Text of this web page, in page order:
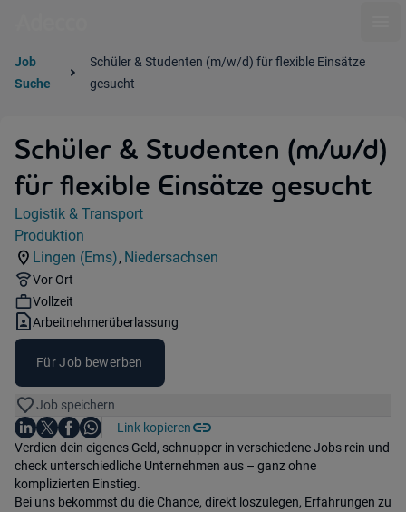
Job
Suche
Schüler & Studenten (m/w/d) für flexible Einsätze
gesucht
Schüler & Studenten (m/w/d)
für flexible Einsätze gesucht
Jobdetails
Kategorie:
Logistik & Transport
Industry:
Produktion
Standorte:
Lingen (Ems),
Region:
Niedersachsen
Remote Option:
Vor Ort
Workhours:
Vollzeit
Vertragsart:
Arbeitnehmerüberlassung
Für Job bewerben
Job speichern
Teile diesen Job
Auf LinkedIn teilen
Auf X teilen
Auf Facebook teilen
Auf WhatsApp teilen
Link kopieren
Einleitung
Verdien dein eigenes Geld, schnupper in verschiedene Jobs rein und
check unterschiedliche Unternehmen aus – ganz ohne
komplizierten Einstieg.
Bei uns bekommst du die Chance, direkt loszulegen, Erfahrungen zu